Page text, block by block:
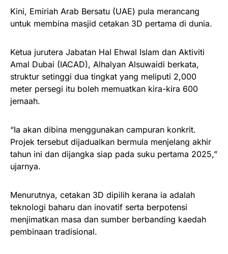
Kini, Emiriah Arab Bersatu (UAE) pula merancang
untuk membina masjid cetakan 3D pertama di dunia.
Ketua jurutera Jabatan Hal Ehwal Islam dan Aktiviti
Amal Dubai (IACAD), Alhalyan Alsuwaidi berkata,
struktur setinggi dua tingkat yang meliputi 2,000
meter persegi itu boleh memuatkan kira-kira 600
jemaah.
“Ia akan dibina menggunakan campuran konkrit.
Projek tersebut dijadualkan bermula menjelang akhir
tahun ini dan dijangka siap pada suku pertama 2025,”
ujarnya.
Menurutnya, cetakan 3D dipilih kerana ia adalah
teknologi baharu dan inovatif serta berpotensi
menjimatkan masa dan sumber berbanding kaedah
pembinaan tradisional.